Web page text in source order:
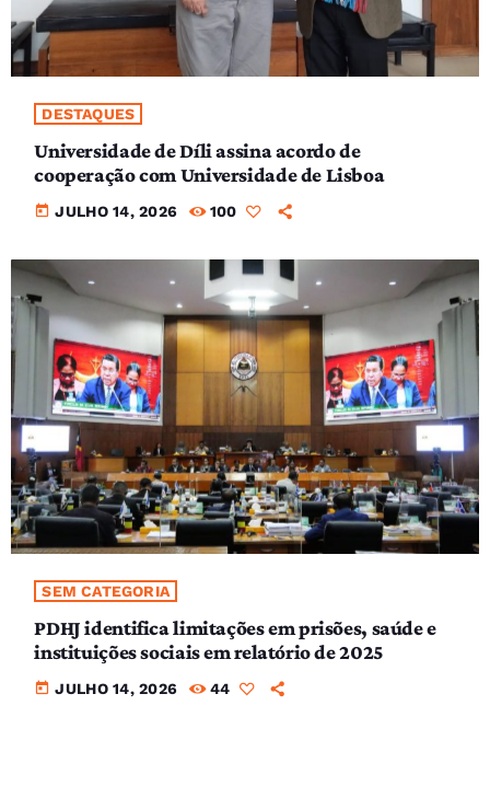
DESTAQUES
Universidade de Díli assina acordo de
cooperação com Universidade de Lisboa
today JULHO 14, 2026 100
SEM CATEGORIA
PDHJ identifica limitações em prisões, saúde e
instituições sociais em relatório de 2025
today JULHO 14, 2026 44